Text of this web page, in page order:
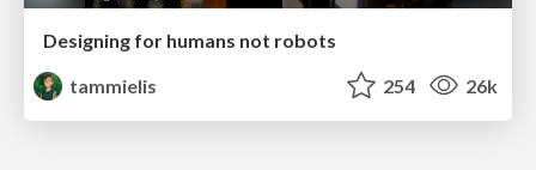
Designing for humans not robots
tammielis
254 26k